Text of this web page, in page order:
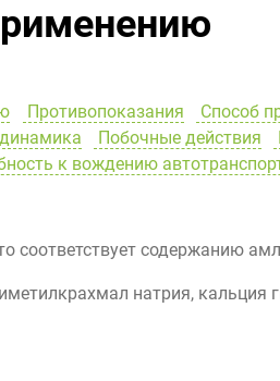
Противопоказания Способ
Побочные действия
к вождению
соответствует содержанию
натрия,